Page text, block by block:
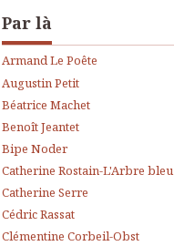
Par là
Armand Le Poête
Augustin Petit
Béatrice Machet
Benoît Jeantet
Bipe Noder
Catherine Rostain-L'Arbre bleu
Catherine Serre
Cédric Rassat
Clémentine Corbeil-Obst